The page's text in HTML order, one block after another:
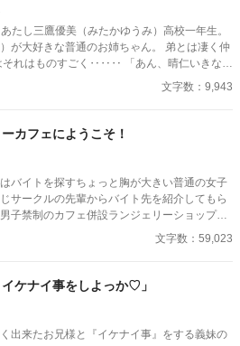
が大好きな普通のお姉ちゃん。 弟とは凄く仲
すごく‥‥‥ 「あん、晴仁いきなり
そんな関係のあたしたち。 で
たしはアレが来そうなのになかなか来ないの
お腹が出て来てる!?」 お姉ちゃんの秘密の悩みです。
文字数：9,943
カフェにようこそ！
バイトを探すちょっと胸が大きい普通の女子
サークルの先輩からバイト先を紹介してもら
子禁制のカフェ併設ランジェリーショップ
フィクションであり実在の人物・団体・法律
ニで代用しています。
文字数：59,023
ケナイ事をしよっか♡」
出来たお兄様と『イケナイ事』をする義妹の